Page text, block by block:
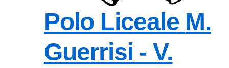
Polo Liceale M.
Guerrisi - V.